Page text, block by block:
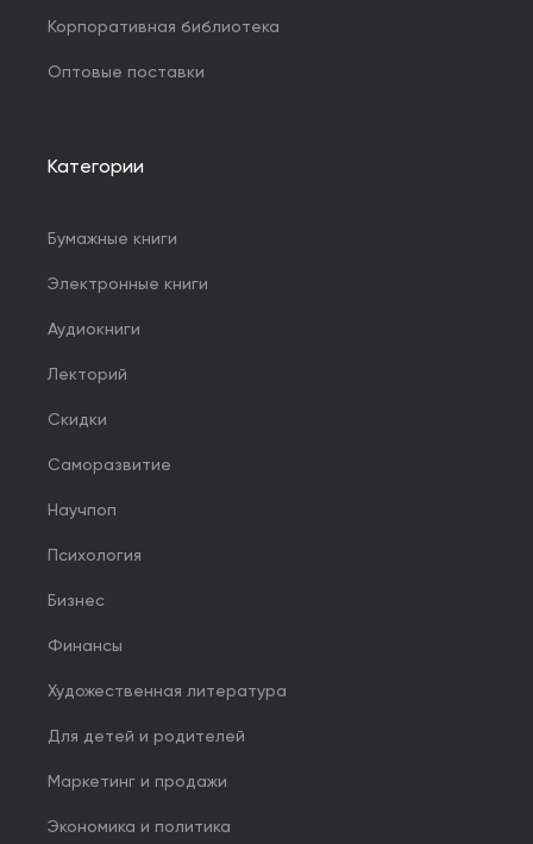
Корпоративная библиотека
Оптовые поставки
Категории
Бумажные книги
Электронные книги
Аудиокниги
Лекторий
Скидки
Саморазвитие
Научпоп
Психология
Бизнес
Финансы
Художественная литература
Для детей и родителей
Маркетинг и продажи
Экономика и политика